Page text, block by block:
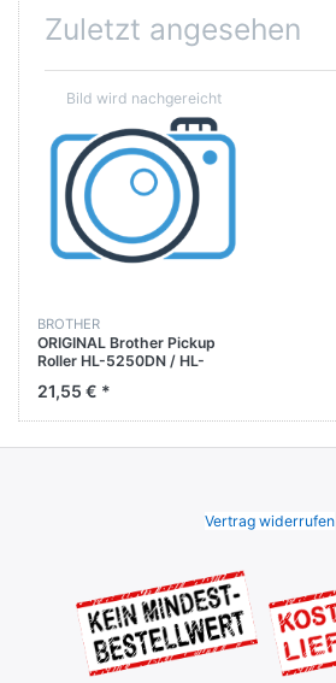
Zuletzt angesehen
BROTHER
ORIGINAL Brother Pickup
Roller HL-5250DN / HL-
MFC-8870DW
21,55 € *
Vertrag widerrufen